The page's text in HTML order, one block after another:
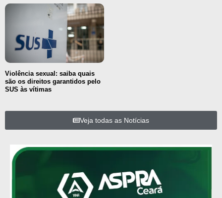
Violência sexual: saiba quais
são os direitos garantidos pelo
SUS às vítimas
Veja todas as Notícias